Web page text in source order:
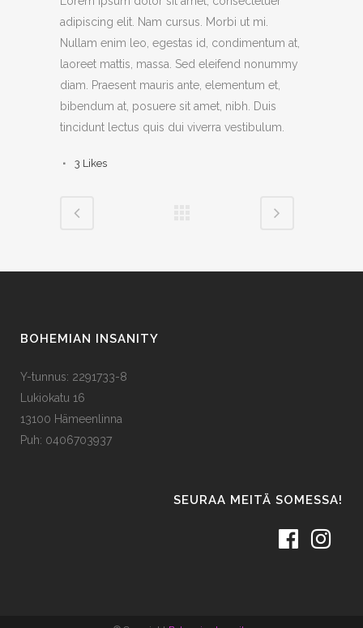
adipiscing elit. Nam cursus. Morbi ut mi.
Nullam enim leo, egestas id, condimentum at,
laoreet mattis, massa. Sed eleifend nonummy
diam. Praesent mauris ante, elementum et,
bibendum at, posuere sit amet, nibh. Duis
tincidunt lectus quis dui viverra vestibulum.
3 Likes
BOHEMIAN INSANITY
Y-tunnus: 2291733-8
Lukiokatu 16
13100 Hämeenlinna
Puh: 0406703937
SEURAA MEITÄ SOMESSA!